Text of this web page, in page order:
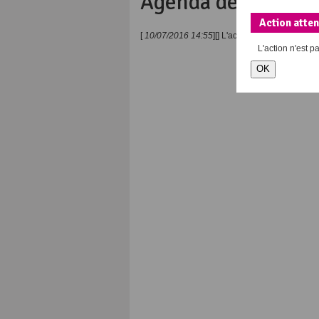
[ 10/07/2016 14:55][] L'actionn'est pas
Action
L'action n'est
OK